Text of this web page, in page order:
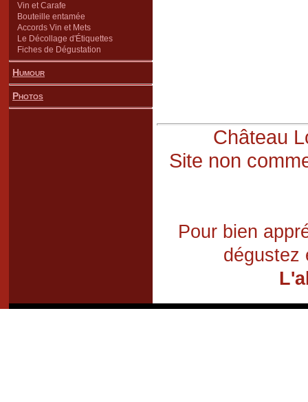
Vin et Carafe
Bouteille entamée
Accords Vin et Mets
Le Décollage d'Étiquettes
Fiches de Dégustation
Humour
Photos
Château
Site non
Pour bien
dégustez